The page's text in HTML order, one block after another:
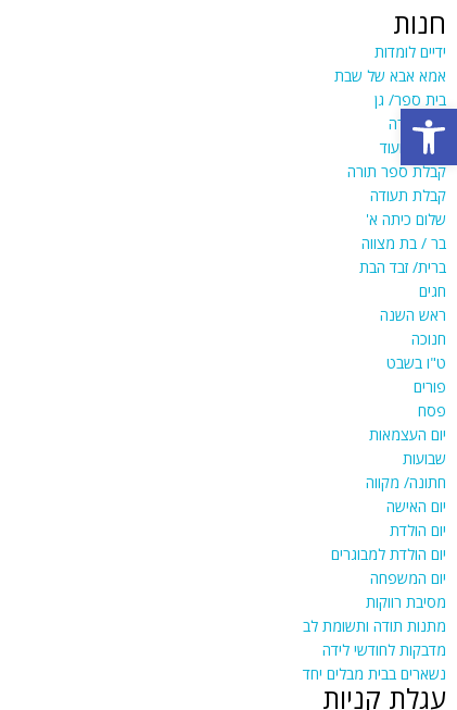
חנות
ידיים לומדות
אמא אבא של שבת
בית ספר/ גן
יום המורה
מתנות ועוד
קבלת ספר תורה
קבלת תעודה
שלום כיתה א'
בר / בת מצווה
ברית/ זבד הבת
חגים
ראש השנה
חנוכה
ט"ו בשבט
פורים
פסח
יום העצמאות
שבועות
חתונה/ מקווה
יום האישה
יום הולדת
יום הולדת למבוגרים
יום המשפחה
מסיבת רווקות
מתנות תודה ותשומת לב
מדבקות לחודשי לידה
נשארים בבית מבלים יחד
עגלת קניות
פתח סרגל נגישות